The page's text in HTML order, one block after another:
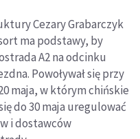
Cezary Grabarczyk
ma podstawy, by
A2 na odcinku
Powoływał się przy
maja, w którym chińskie
do 30 maja uregulować
i dostawców